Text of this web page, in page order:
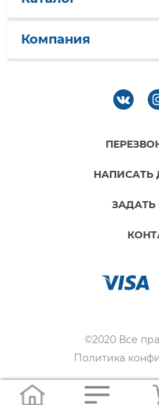
Компания
НАПИСАТЬ
ЗАДАТЬ
©2020 Все
Политика